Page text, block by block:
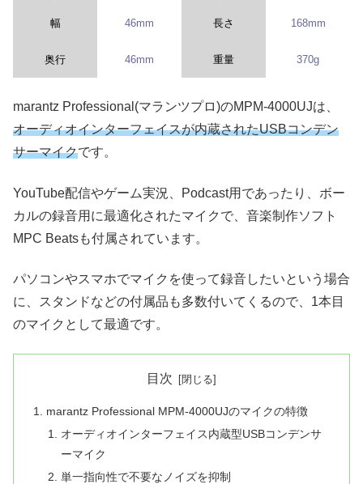
幅 46mm 長さ 168mm
奥行 46mm 重量 370g
marantz Professional(マランツプロ)のMPM-4000UJは、
オーディオインターフェイスが内蔵されたUSBコンデン
サーマイクです。
YouTube配信やゲーム実況、Podcast用であったり、ボー
カルの録音用に最適化されたマイクで、音楽制作ソフト
MPC Beatsも付属されています。
パソコンやスマホでマイクを使って録音したいという場合
に、スタンドなどの付属品も多数付いてくるので、1本目
のマイクとして最適です。
目次
marantz Professional MPM-4000UJのマイクの特徴
オーディオインターフェイス内蔵型USBコンデンサ
ーマイク
単一指向性で不要なノイズを抑制